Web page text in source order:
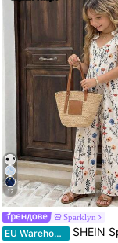
12
Sparklyn
EU Warehouse SHEIN Sparklyn 1 бр. ежедневен гащеризон без ръкави с флорален принт и подвижна